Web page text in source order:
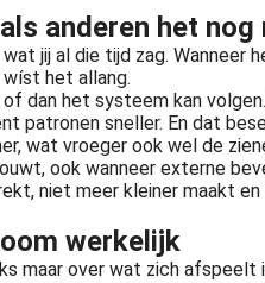
anderen het nog
jij al die tijd zag.
het allang.
dan het systeem kan
patronen sneller. En dat
wat vroeger ook wel de
ook wanneer externe
niet meer kleiner maakt
werkelijk
maar over wat zich afspeelt